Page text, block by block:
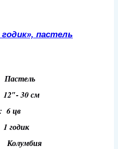
пастель
30 см
6 цв